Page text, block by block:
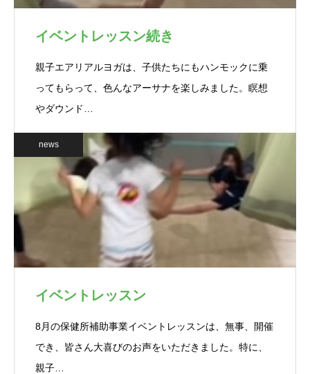
イベントレッスン続き
親子エアリアルヨガは、子供たちにもハンモックに乗
ってもらって、色んなアーサナを楽しみました。瞑想
やダウンド…
news
イベントレッスン
8月の保健所補助事業イベントレッスンは、無事、開催
でき、皆さん大喜びのお声をいただきました。特に、
親子…